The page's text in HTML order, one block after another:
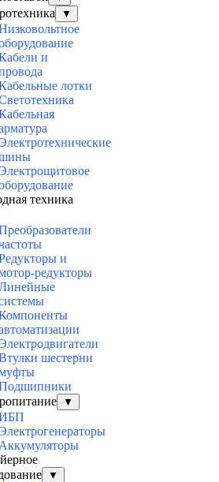
▼
и
лотки
Электротехнические
Электрощитовое
техника
и
редукторы
Электродвигатели
шестерни
▼
Электрогенераторы
Аккумуляторы
▼